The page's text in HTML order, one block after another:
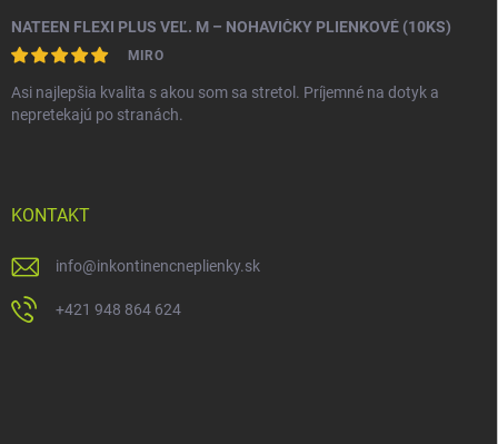
NATEEN FLEXI PLUS VEĽ. M – NOHAVIČKY PLIENKOVÉ (10KS)
MIRO
Asi najlepšia kvalita s akou som sa stretol. Príjemné na dotyk a
nepretekajú po stranách.
KONTAKT
info@inkontinencneplienky.sk
+421 948 864 624